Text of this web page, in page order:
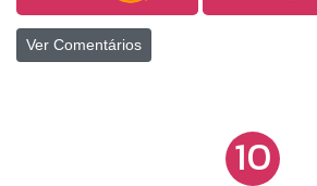
Ver Comentários
10